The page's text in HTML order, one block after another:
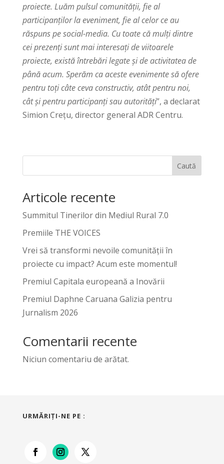
proiecte. Luăm pulsul comunității, fie al
participanților la eveniment, fie al celor ce au
răspuns pe social-media. Cu toate că mulți dintre
cei prezenți sunt mai interesați de viitoarele
proiecte, există întrebări legate și de activitatea de
până acum. Sperăm ca aceste evenimente să ofere
pentru toți câte ceva constructiv, atât pentru noi,
cât și pentru participanți sau autorități”, a declarat
Simion Crețu, director general ADR Centru.
Caută
Articole recente
Summitul Tinerilor din Mediul Rural 7.0
Premiile THE VOICES
Vrei să transformi nevoile comunității în
proiecte cu impact? Acum este momentul!
Premiul Capitala europeană a Inovării
Premiul Daphne Caruana Galizia pentru
Jurnalism 2026
Comentarii recente
Niciun comentariu de arătat.
URMĂRIŢI-NE PE :